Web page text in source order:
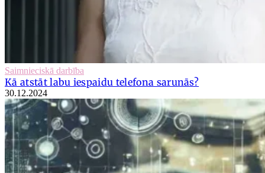
Saimnieciskā darbība
Kā atstāt labu iespaidu telefona sarunās?
30.12.2024